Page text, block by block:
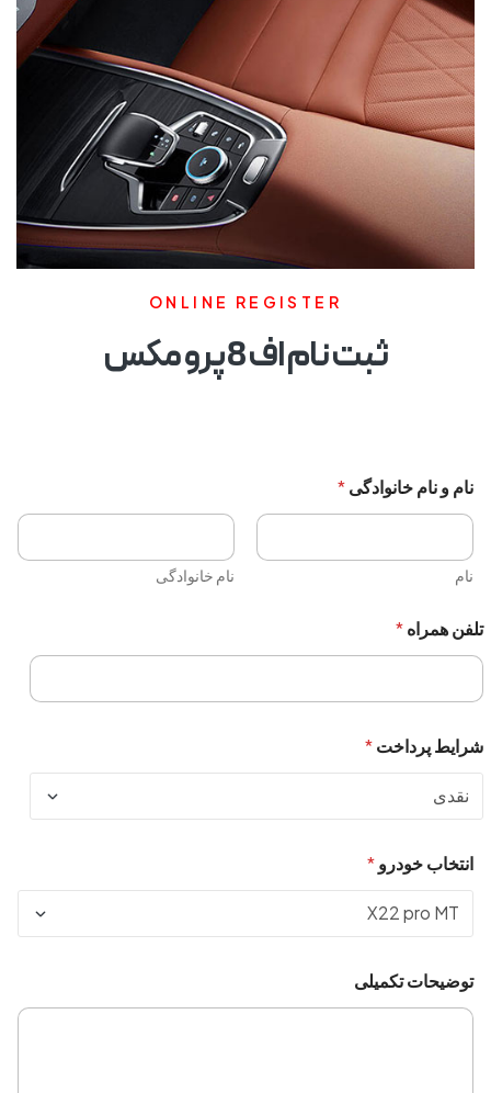
ONLINE REGISTER
ثبت نام اف 8 پرو مکس
نام و نام خانوادگی*
نام نام خانوادگی
تلفن همراه*
شرایط پرداخت*
انتخاب خودرو*
توضیحات تکمیلی